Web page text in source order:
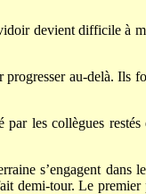
devient difficile à
au-delà. Ils
les collègues restés
s’engagent
demi-tour. Le